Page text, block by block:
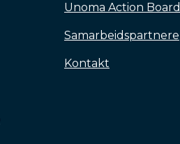
Unoma Action Board
Samarbeidspartnere
Kontakt